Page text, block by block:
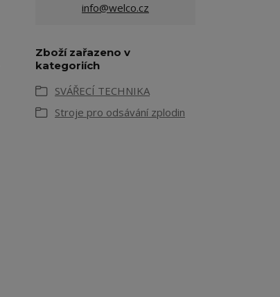
info@welco.cz
Zboží zařazeno v
kategoriích
SVÁŘECÍ TECHNIKA
Stroje pro odsávání zplodin